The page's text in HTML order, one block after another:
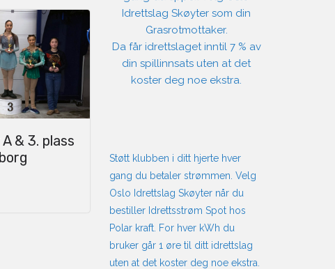
& 3. plass
Idrettslag Skøyter som din
Grasrotmottaker.
Da får idrettslaget inntil 7 % av
din spillinnsats uten at det
koster deg noe ekstra.
Støtt klubben i ditt hjerte hver
gang du betaler strømmen. Velg
Oslo Idrettslag Skøyter når du
bestiller Idrettsstrøm Spot hos
Polar kraft. For hver kWh du
bruker går 1 øre til ditt idrettslag
uten at det koster deg noe ekstra.